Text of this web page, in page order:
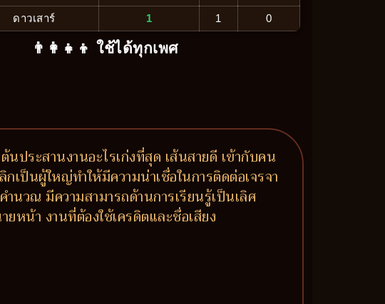
ดาวเสาร์ 1 1 0
👨‍👩‍👧‍👦 ใช้ได้ทุกเพศ
นประสานงานอะไรเก่งที่สุด เส้นสายดี เข้ากับคน
ป็นผู้ใหญ่ทำให้มีความน่าเชื่อในการติดต่อเจรจา
นวณ มีความสามารถด้านการเรียนรู้เป็นเลิศ
หน้า งานที่ต้องใช้เครดิตและชื่อเสียง